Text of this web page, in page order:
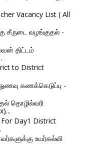
Vacancy List ( All
சீருடை வழங்குதல் -
திட்டம்
to District
கணக்கெடுப்பு -
தொழில்வரி
For Day1 District
உயர்கல்வி